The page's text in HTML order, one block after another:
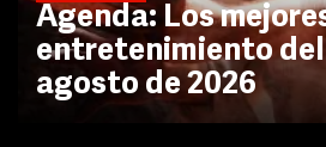
Agenda: Los
entretenimiento del
agosto de 2026